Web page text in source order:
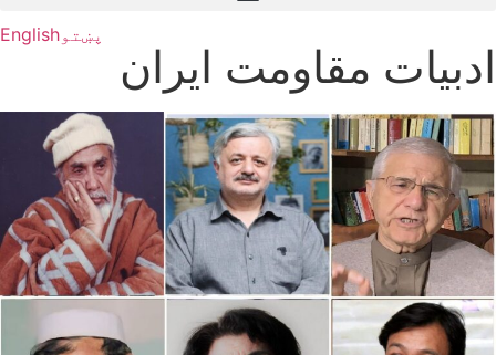
پښتوEnglish
ادبیات مقاومت ایران